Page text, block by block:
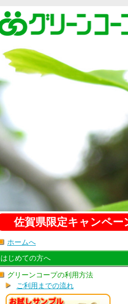
佐賀県限定キャンペー
ホームへ
はじめての方へ
グリーンコープの利用方法
ご利用までの流れ